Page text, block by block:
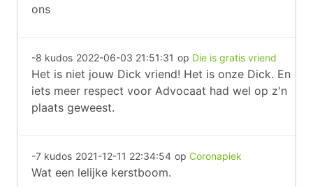
ons
-8 kudos 2022-06-03 21:51:31 op Die is gratis vriend
Het is niet jouw Dick vriend! Het is onze Dick. En
iets meer respect voor Advocaat had wel op z'n
plaats geweest.
-7 kudos 2021-12-11 22:34:54 op Coronapiek
Wat een lelijke kerstboom.